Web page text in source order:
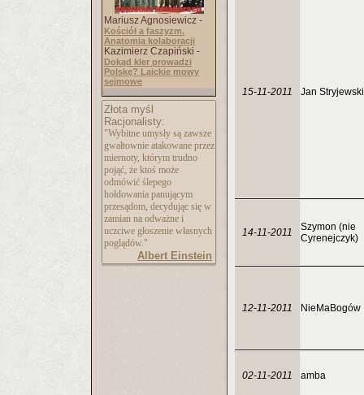
Mariusz Agnosiewicz -
Kościół a faszyzm.
Anatomia kolaboracji
Kazimierz Czapiński -
Dokąd kler prowadzi
Polskę? Laickie mowy
sejmowe
Złota myśl
Racjonalisty:
"Wybitne umysły są zawsze
gwałtownie atakowane przez
miernoty, którym trudno
pojąć, że ktoś może
odmówić ślepego
hołdowania panującym
przesądom, decydując się w
zamian na odważne i
uczciwe głoszenie własnych
poglądów."
Albert Einstein
15-11-2011 Jan Stryjewski
14-11-2011
Szymon (nie
Cyrenejczyk)
12-11-2011 NieMaBogów
02-11-2011 amba